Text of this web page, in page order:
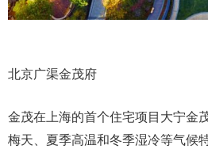
北京广渠金茂府
金茂在上海的首个住宅项目大宁金
梅天、夏季高温和冬季湿冷等气候